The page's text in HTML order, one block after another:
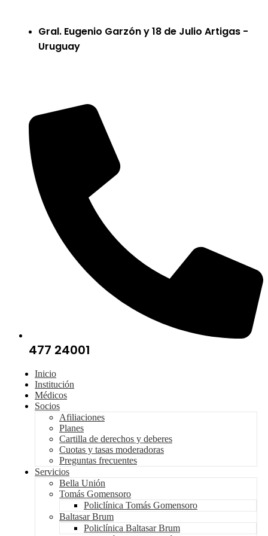
Gral. Eugenio Garzón y 18 de Julio Artigas -
Uruguay
477 24001
Inicio
Institución
Médicos
Socios
Afiliaciones
Planes
Cartilla de derechos y deberes
Cuotas y tasas moderadoras
Preguntas frecuentes
Servicios
Bella Unión
Tomás Gomensoro
Policlínica Tomás Gomensoro
Baltasar Brum
Policlínica Baltasar Brum